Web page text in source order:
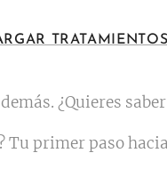
¿Quieres
Tu primer paso hacia